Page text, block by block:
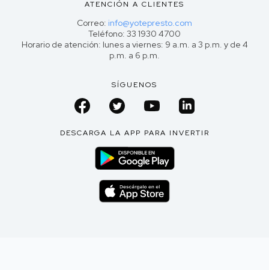
ATENCIÓN A CLIENTES
Correo: info@yotepresto.com
Teléfono: 33 1930 4700
Horario de atención: lunes a viernes: 9 a.m. a 3 p.m. y de 4
p.m. a 6 p.m.
SÍGUENOS
DESCARGA LA APP PARA INVERTIR